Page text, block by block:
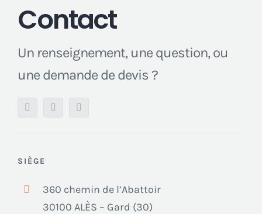
Contact
Un renseignement, une question, ou
une demande de devis ?
SIÈGE
360 chemin de l’Abattoir
30100 ALÈS – Gard (30)